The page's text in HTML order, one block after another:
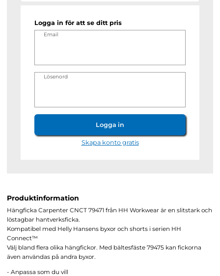
Logga in för att se ditt pris
Email
Lösenord
Logga in
Skapa konto gratis
Produktinformation
Hängficka Carpenter CNCT 79471 från HH Workwear är en slitstark och
löstagbar hantverksficka.
Kompatibel med Helly Hansens byxor och shorts i serien HH
Connect™
Välj bland flera olika hängfickor. Med bältesfäste 79475 kan fickorna
även användas på andra byxor.
- Anpassa som du vill